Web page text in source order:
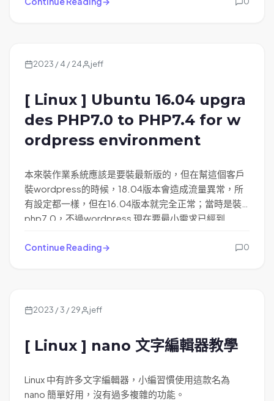
2023 / 4 / 24 jeff
[ Linux ] Ubuntu 16.04 upgra
des PHP7.0 to PHP7.4 for w
ordpress environment
本來裝作業系統應該是要裝最新版的，但在幫這個客戶
裝wordpress的時候，18.04版本會造成流量異常，所
有設定都一樣，但在16.04版本就完全正常；當時是裝
php7.0，不過wordpress 現在要最小需求已經到
不如短痛今天找時間給他升級一下。
Continue Reading 0
2023 / 3 / 29 jeff
[ Linux ] nano 文字編輯器教學
Linux 中有許多文字編輯器，小編習慣使用這款名為
nano 簡單好用，沒有過多複雜的功能。